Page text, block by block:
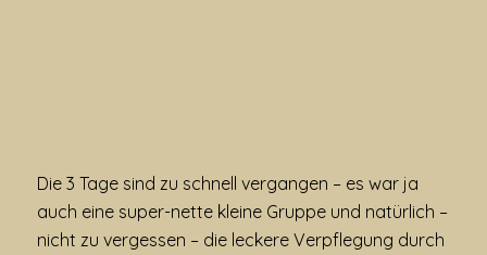
Die 3 Tage sind zu schnell vergangen – es war ja
auch eine super-nette kleine Gruppe und natürlich –
nicht zu vergessen – die leckere Verpflegung durch